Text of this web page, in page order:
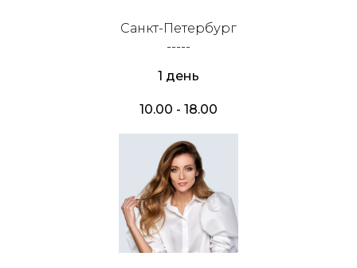
Санкт-Петербург
-----
1 день
10.00 - 18.00